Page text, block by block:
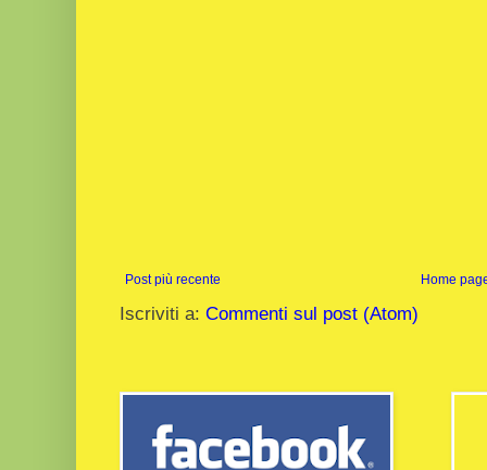
Post più recente Home
Iscriviti a: Commenti sul post (Atom)